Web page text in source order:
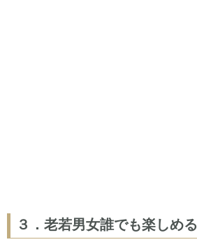
３．老若男女誰でも楽しめる